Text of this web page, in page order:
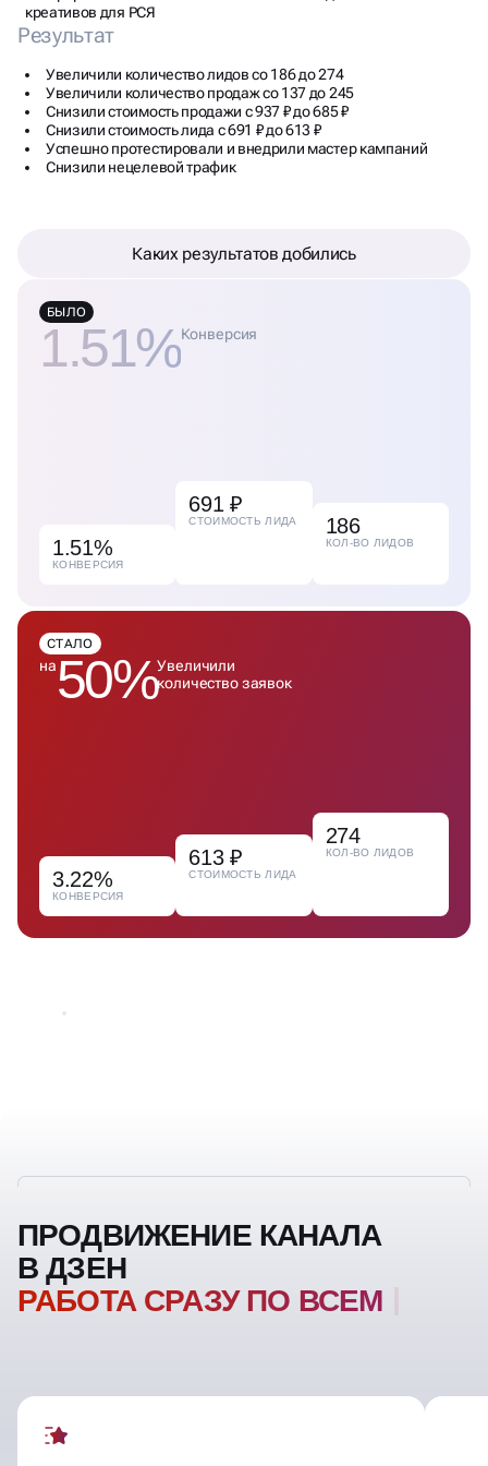
креативов для РСЯ
Результат
Увеличили количество лидов со 186 до 274
Увеличили количество продаж со 137 до 245
Снизили стоимость продажи с 937 ₽ до 685 ₽
Снизили стоимость лида с 691 ₽ до 613 ₽
Успешно протестировали и внедрили мастер кампаний
Снизили нецелевой трафик
Каких результатов добились
БЫЛО
1.51%Конверсия
1.51%
КОНВЕРСИЯ
691 ₽
СТОИМОСТЬ ЛИДА 186
КОЛ-ВО ЛИДОВ
СТАЛО
на50%Увеличили
количество заявок
3.22%
КОНВЕРСИЯ
613 ₽
СТОИМОСТЬ ЛИДА
274
КОЛ-ВО ЛИДОВ
ПРОДВИЖЕНИЕ КАНАЛА
В ДЗЕН
РАБОТА СРАЗУ ПО ВСЕМ